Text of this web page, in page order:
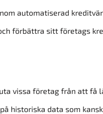
automatiserad
förbättra sitt företags
vissa företag från att få
historiska data som